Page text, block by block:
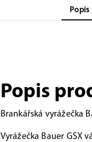
Popis
Popis
Brankářská vyrážečka
Vyrážečka Bauer GSX